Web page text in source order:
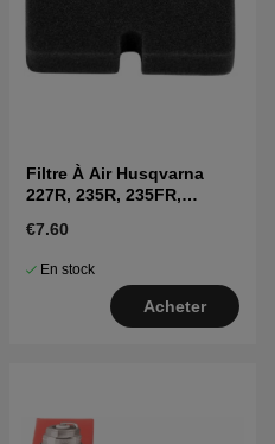
Filtre À Air Husqvarna
227R, 235R, 235FR,
€7.60
En stock
Acheter